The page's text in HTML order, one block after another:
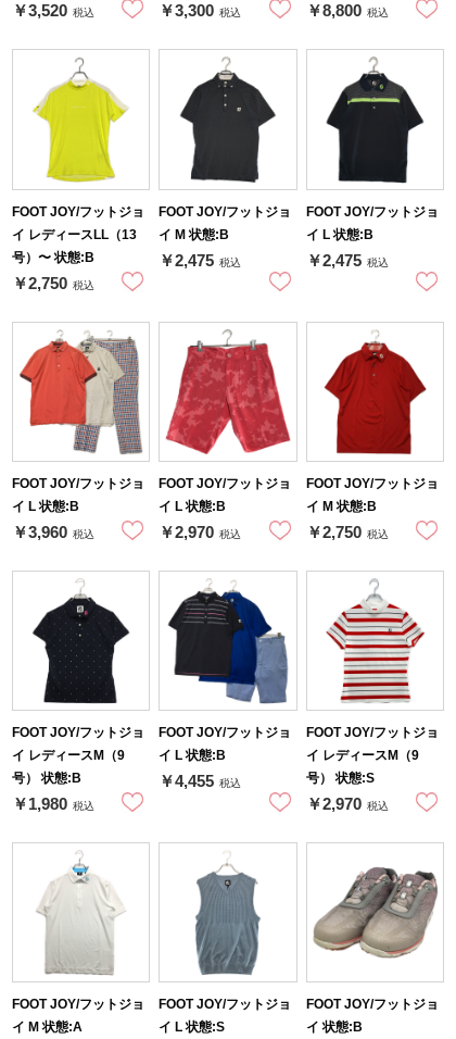
￥3,520 税込 ￥3,300 税込 ￥8,800 税込
FOOT JOY/フットジョ
イ レディースLL（13
号）〜 状態:B
￥2,750 税込
FOOT JOY/フットジョ
イ M 状態:B
￥2,475 税込
FOOT JOY/フットジョ
イ L 状態:B
￥2,475 税込
FOOT JOY/フットジョ
イ L 状態:B
￥3,960 税込
FOOT JOY/フットジョ
イ L 状態:B
￥2,970 税込
FOOT JOY/フットジョ
イ M 状態:B
￥2,750 税込
FOOT JOY/フットジョ
イ レディースM（9
号） 状態:B
￥1,980 税込
FOOT JOY/フットジョ
イ L 状態:B
￥4,455 税込
FOOT JOY/フットジョ
イ レディースM（9
号） 状態:S
￥2,970 税込
FOOT JOY/フットジョ
イ M 状態:A
FOOT JOY/フットジョ
イ L 状態:S
FOOT JOY/フットジョ
イ 状態:B